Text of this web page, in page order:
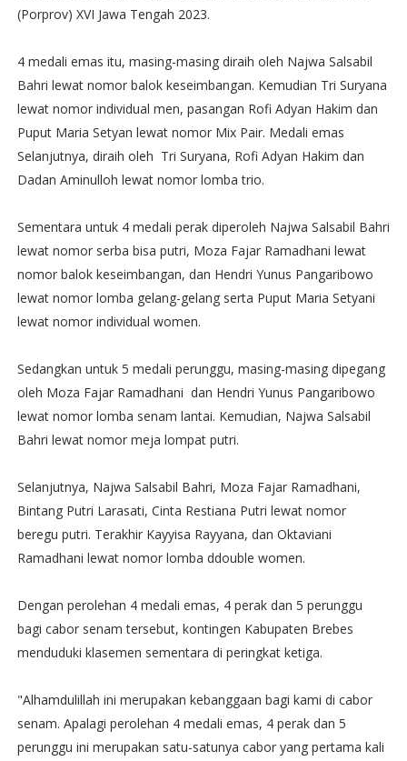
(Porprov) XVI Jawa Tengah 2023.
4 medali emas itu, masing-masing diraih oleh Najwa Salsabil
Bahri lewat nomor balok keseimbangan. Kemudian Tri Suryana
lewat nomor individual men, pasangan Rofi Adyan Hakim dan
Puput Maria Setyan lewat nomor Mix Pair. Medali emas
Selanjutnya, diraih oleh Tri Suryana, Rofi Adyan Hakim dan
Dadan Aminulloh lewat nomor lomba trio.
Sementara untuk 4 medali perak diperoleh Najwa Salsabil Bahri
lewat nomor serba bisa putri, Moza Fajar Ramadhani lewat
nomor balok keseimbangan, dan Hendri Yunus Pangaribowo
lewat nomor lomba gelang-gelang serta Puput Maria Setyani
lewat nomor individual women.
Sedangkan untuk 5 medali perunggu, masing-masing dipegang
oleh Moza Fajar Ramadhani dan Hendri Yunus Pangaribowo
lewat nomor lomba senam lantai. Kemudian, Najwa Salsabil
Bahri lewat nomor meja lompat putri.
Selanjutnya, Najwa Salsabil Bahri, Moza Fajar Ramadhani,
Bintang Putri Larasati, Cinta Restiana Putri lewat nomor
beregu putri. Terakhir Kayyisa Rayyana, dan Oktaviani
Ramadhani lewat nomor lomba ddouble women.
Dengan perolehan 4 medali emas, 4 perak dan 5 perunggu
bagi cabor senam tersebut, kontingen Kabupaten Brebes
menduduki klasemen sementara di peringkat ketiga.
"Alhamdulillah ini merupakan kebanggaan bagi kami di cabor
senam. Apalagi perolehan 4 medali emas, 4 perak dan 5
perunggu ini merupakan satu-satunya cabor yang pertama kali